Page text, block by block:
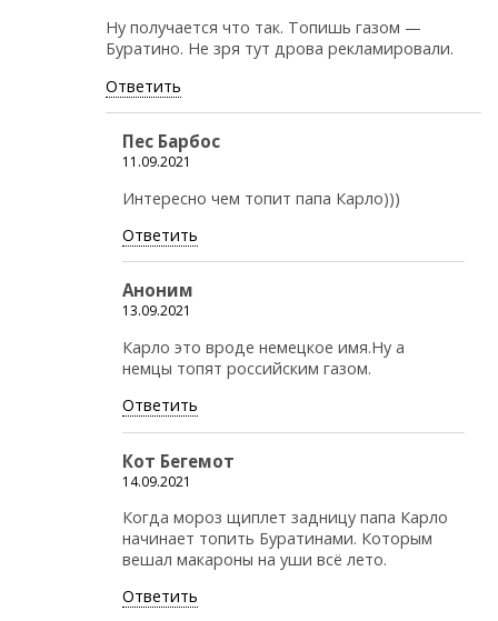
Ну получается что так. Топишь газом —
Буратино. Не зря тут дрова рекламировали.
Ответить
Пес Барбос
11.09.2021
Интересно чем топит папа Карло)))
Ответить
Аноним
13.09.2021
Карло это вроде немецкое имя.Ну а
немцы топят российским газом.
Ответить
Кот Бегемот
14.09.2021
Когда мороз щиплет задницу папа Карло
начинает топить Буратинами. Которым
вешал макароны на уши всё лето.
Ответить